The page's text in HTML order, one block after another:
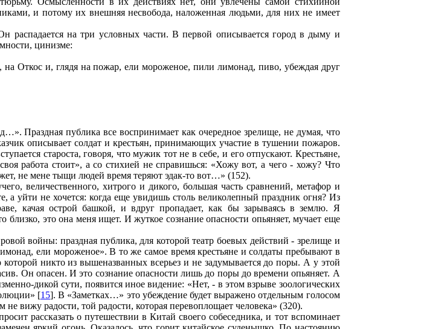
и потому их внешняя несвобода, наложенная людьми, для них не имеет
на три условных части. В первой описывается город в дыму и
цинизме:
Откос и, глядя на пожар, ели мороженое, пили лимонад, пиво, убеждая друг
Праздная публика все воспринимает как очередное зрелище, не думая, что
описывает солдат и крестьян, принимающих участие в тушении пожаров.
староста, говоря, что мужик тот не в себе, и его отпускают. Крестьяне,
работа стоит», а со стихией не справишься: «Хожу вот, а чего - хожу? Что
не мене тыщи людей время теряют эдак-то вот…» (152).
величественного, хитрого и дикого, большая часть сравнений, метафор и
а уйти не хочется: когда еще увидишь столь великолепный праздник огня? Из
качая острой башкой, и вдруг пропадает, как бы зарываясь в землю. Я
близко, это она меня ищет. И жуткое сознание опасности опьяняет, мучает еще
войны: праздная публика, для которой театр боевых действий - зрелище и
ели мороженое». В то же самое время крестьяне и солдаты пребывают в
никто из вышеназванных всерьез и не задумывается до поры. А у этой
Он опасен. И это сознание опасности лишь до поры до времени опьяняет. А
дикой сути, появится иное видение: «Нет, - в этом взрыве зоологических
[15]. В «Заметках…» это убеждение будет выражено отдельным голосом
вижу радости, той радости, которая перевоплощает человека» (320).
рассказать о путешествии в Китай своего собеседника, и тот вспоминает